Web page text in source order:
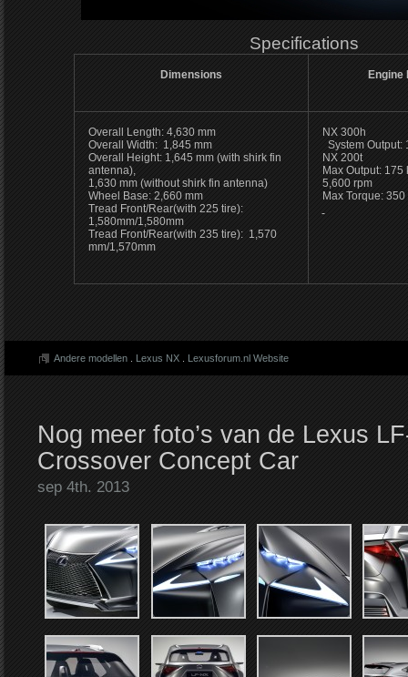
Specifications
Dimensions
Overall Length: 4,630 mm
Overall Width: 1,845 mm
Overall Height: 1,645 mm (with shirk fin
antenna),
1,630 mm (without shirk fin antenna)
Wheel Base: 2,660 mm
Tread Front/Rear(with 225 tire):
1,580mm/1,580mm
Tread Front/Rear(with 235 tire): 1,570
mm/1,570mm
NX 300h
System Output:
NX 200t
Max Output:
5,600 rpm
Max Torque:
Andere modellen Lexus NX Lexusforum.nl Website
Nog meer foto’s van de Lexus
Crossover Concept Car
sep 4th. 2013